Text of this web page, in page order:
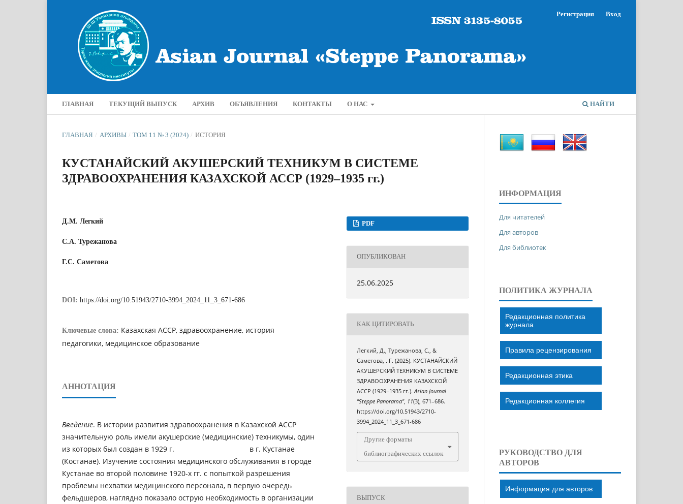
ГЛАВНАЯ ТЕКУЩИЙ ВЫПУСК АРХИВ ОБЪЯВЛЕНИЯ КОНТАКТЫ О НАС НАЙТИ
Регистрация Вход
ГЛАВНАЯ / АРХИВЫ / ТОМ 11 № 3 (2024) / ИСТОРИЯ
КУСТАНАЙСКИЙ АКУШЕРСКИЙ ТЕХНИКУМ В СИСТЕМЕ
ЗДРАВООХРАНЕНИЯ КАЗАХСКОЙ АССР (1929–1935 гг.)
Д.М. Легкий
С.А. Турежанова
Г.С. Саметова
DOI: https://doi.org/10.51943/2710-3994_2024_11_3_671-686
Ключевые слова: Казахская АССР, здравоохранение, история
педагогики, медицинское образование
АННОТАЦИЯ
Введение. В истории развития здравоохранения в Казахской АССР
значительную роль имели акушерские (медицинские) техникумы, один
из которых был создан в 1929 г. в г. Кустанае
(Костанае). Изучение состояния медицинского обслуживания в городе
Кустанае во второй половине 1920-х гг. с попыткой разрешения
проблемы нехватки медицинского персонала, в первую очередь
фельдшеров, наглядно показало острую необходимость в организации
PDF
ОПУБЛИКОВАН
25.06.2025
КАК ЦИТИРОВАТЬ
Легкий, Д., Турежанова, С., &
Саметова, . Г. (2025). КУСТАНАЙСКИЙ
АКУШЕРСКИЙ ТЕХНИКУМ В СИСТЕМЕ
ЗДРАВООХРАНЕНИЯ КАЗАХСКОЙ
АССР (1929–1935 гг.).Asian Journal
"Steppe Panorama", 11(3), 671–686.
https://doi.org/10.51943/2710-
3994_2024_11_3_671-686
Другие форматы
библиографических ссылок
ВЫПУСК
ИНФОРМАЦИЯ
Для читателей
Для авторов
Для библиотек
ПОЛИТИКА ЖУРНАЛА
Редакционная политика
журнала
Правила рецензирования
Редакционная этика
Редакционная коллегия
РУКОВОДСТВО ДЛЯ
АВТОРОВ
Информация для авторов